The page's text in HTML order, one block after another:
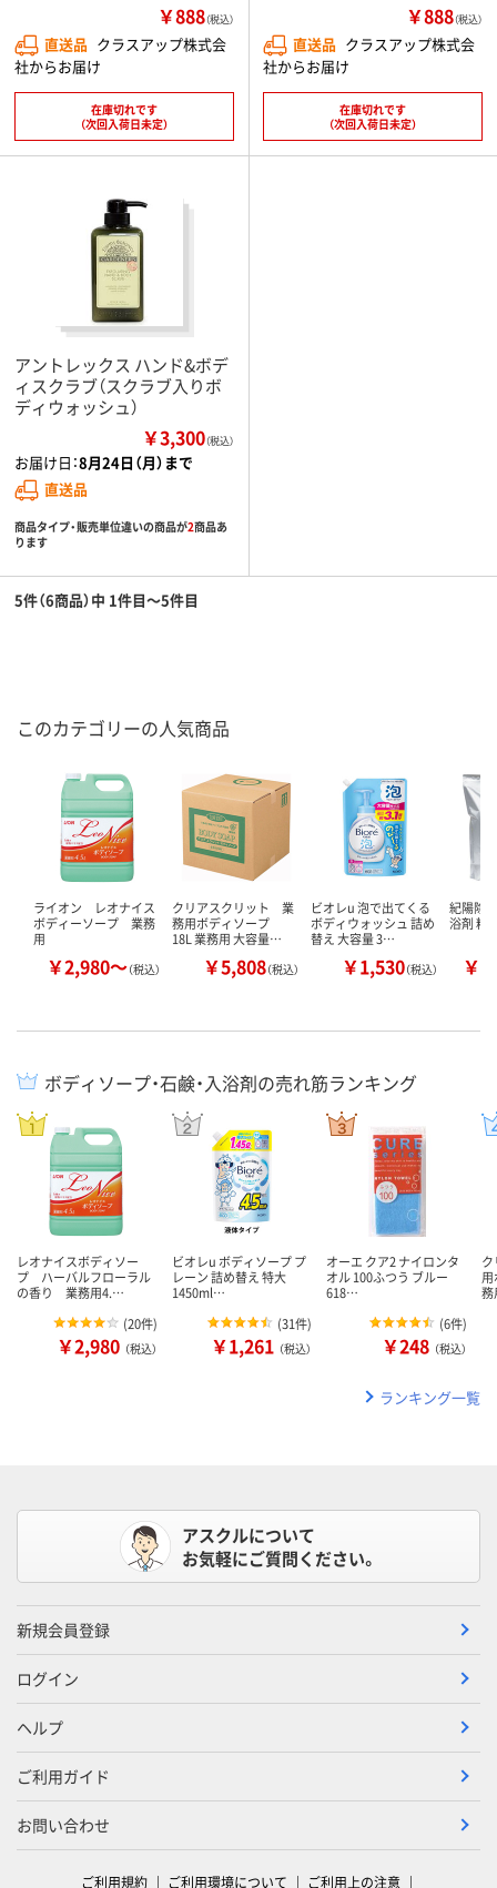
￥888（税込）
直送品 クラスアップ株式会
社からお届け
在庫切れです
（次回入荷日未定）
￥888（税込）
直送品 クラスアップ株式会
社からお届け
在庫切れです
（次回入荷日未定）
アントレックス ハンド&ボデ
ィスクラブ（スクラブ入りボ
ディウォッシュ）
￥3,300（税込）
お届け日：8月24日（月）まで
直送品
商品タイプ・販売単位違いの商品が2商品あ
ります
5件（6商品）中 1件目～5件目
このカテゴリーの人気商品
ライオン レオナイス
ボディーソープ 業務
用
￥2,980～（税込）
クリアスクリット 業
務用ボディソープ
18L 業務用 大容量…
￥5,808（税込）
ビオレu 泡で出てくる
ボディウォッシュ 詰め
替え 大容量 3…
￥1,530（税込）
紀陽除
浴剤 粉
￥
ボディソープ・石鹸・入浴剤の売れ筋ランキング
レオナイスボディソー
プ ハーバルフローラル
の香り 業務用4.…
(20件)
￥2,980 （税込）
ビオレu ボディソープ プ
レーン 詰め替え 特大
1450ml…
(31件)
￥1,261 （税込）
オーエ クア2 ナイロンタ
オル 100ふつう ブルー
618…
(6件)
￥248 （税込）
ランキング一覧
アスクルについて
お気軽にご質問ください。
新規会員登録
ログイン
ヘルプ
ご利用ガイド
お問い合わせ
ご利用規約 ご利用環境について ご利用上の注意